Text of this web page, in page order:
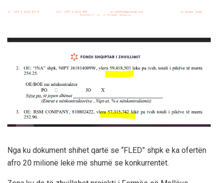
Nga ku dokument shihet qartë se “FLED” shpk e ka ofertën
afro 20 milionë lekë më shumë se konkurrentët.